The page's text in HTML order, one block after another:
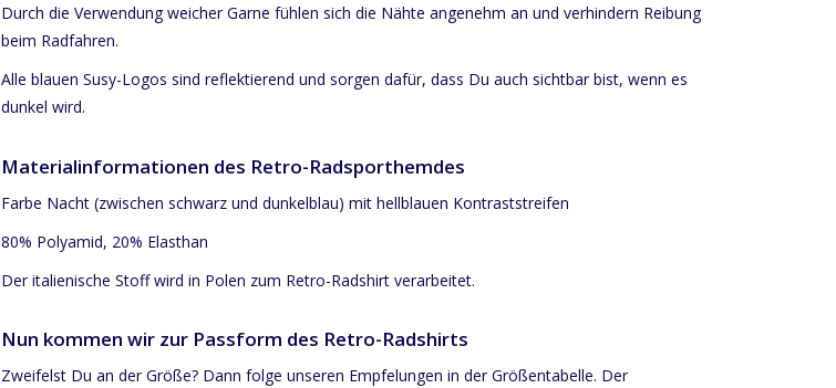
Durch die Verwendung weicher Garne fühlen sich die Nähte angenehm an und verhindern Reibung
beim Radfahren.
Alle blauen Susy-Logos sind reflektierend und sorgen dafür, dass Du auch sichtbar bist, wenn es
dunkel wird.
Materialinformationen des Retro-Radsporthemdes
Farbe Nacht (zwischen schwarz und dunkelblau) mit hellblauen Kontraststreifen
80% Polyamid, 20% Elasthan
Der italienische Stoff wird in Polen zum Retro-Radshirt verarbeitet.
Nun kommen wir zur Passform des Retro-Radshirts
Zweifelst Du an der Größe? Dann folge unseren Empfelungen in der Größentabelle. Der